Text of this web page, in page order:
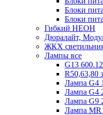
Блоки
Блоки
Гибкий НЕОН
Дюралайт,
ЖКХ
Лампы все
G13
R50,63,80
Лампа G4
Лампа G4
Лампа G9
Лампа